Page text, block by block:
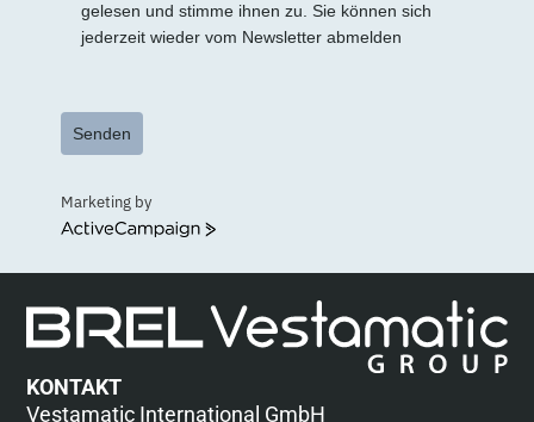
gelesen und stimme ihnen zu. Sie können sich
jederzeit wieder vom Newsletter abmelden
Senden
Marketing by
ActiveCampaign
KONTAKT
Vestamatic International GmbH